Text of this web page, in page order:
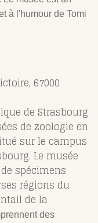
à l'humour de Tomi
67000
de Strasbourg
de zoologie en
sur le campus
Le musée
spécimens
régions du
de la
des